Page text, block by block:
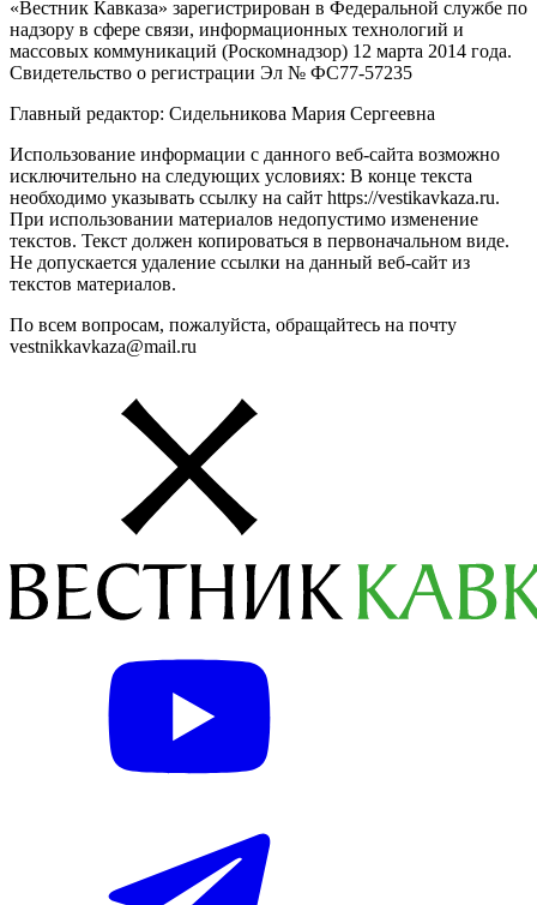
«Вестник Кавказа» зарегистрирован в Федеральной службе по
надзору в сфере связи, информационных технологий и
массовых коммуникаций (Роскомнадзор) 12 марта 2014 года.
Свидетельство о регистрации Эл № ФС77-57235
Главный редактор: Сидельникова Мария Сергеевна
Использование информации с данного веб-сайта возможно
исключительно на следующих условиях: В конце текста
необходимо указывать ссылку на сайт https://vestikavkaza.ru.
При использовании материалов недопустимо изменение
текстов. Текст должен копироваться в первоначальном виде.
Не допускается удаление ссылки на данный веб-сайт из
текстов материалов.
По всем вопросам, пожалуйста, обращайтесь на почту
vestnikkavkaza@mail.ru